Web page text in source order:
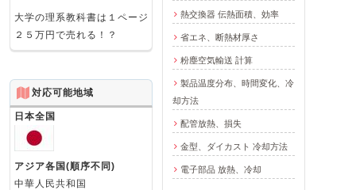
熱交換器 伝熱面積、効率
省エネ、断熱材厚さ
粉塵空気輸送 計算
製品温度分布、時間変化、冷
却方法
配管放熱、損失
金型、ダイカスト 冷却方法
電子部品 放熱、冷却
大学の理系教科書は１ページ
２５万円で売れる！？
対応可能地域
日本全国
アジア各国(順序不同)
中華人民共和国